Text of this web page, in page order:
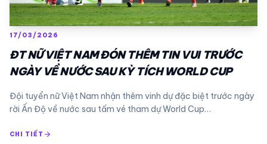
17/03/2026
ĐT NỮ VIỆT NAM ĐÓN THÊM TIN VUI TRƯỚC
NGÀY VỀ NƯỚC SAU KỲ TÍCH WORLD CUP
Đội tuyển nữ Việt Nam nhận thêm vinh dự đặc biệt trước ngày
rời Ấn Độ về nước sau tấm vé tham dự World Cup…
CHI TIẾT arrow_forward